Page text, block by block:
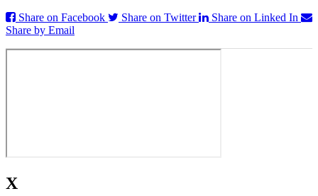
Share on Facebook Share on Twitter
Share on Linked In
Share by Email
X